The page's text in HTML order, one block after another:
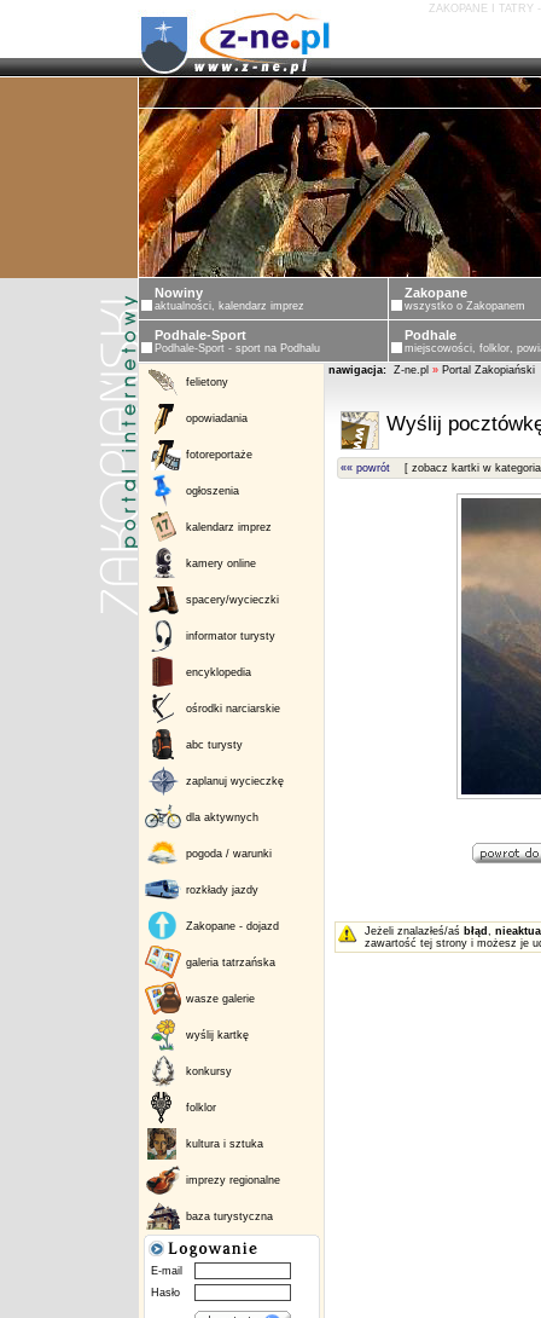
ZAKOPANE I TATRY
Nowiny
aktualności, kalendarz imprez
Zakopane
wszystko o Zakopanem
Podhale-Sport
Podhale-Sport - sport na Podhalu
Podhale
miejscowości, folklor,
felietony
opowiadania
fotoreportaże
ogłoszenia
kalendarz imprez
kamery online
spacery/wycieczki
informator turysty
encyklopedia
ośrodki narciarskie
abc turysty
zaplanuj wycieczkę
dla aktywnych
pogoda / warunki
rozkłady jazdy
Zakopane - dojazd
galeria tatrzańska
wasze galerie
wyślij kartkę
konkursy
folklor
kultura i sztuka
imprezy regionalne
baza turystyczna
E-mail
Hasło
nawigacja: Z-ne.pl » Portal Zakopiański
Wyślij
«« powrót [ zobacz kartki w
Jeżeli znalazłeś/aś błąd ,
zawartość tej strony i możesz je